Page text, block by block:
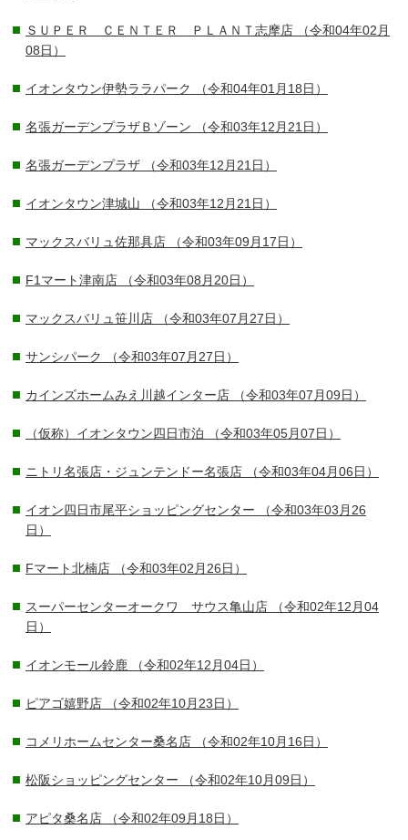
ＳＵＰＥＲ ＣＥＮＴＥＲ ＰＬＡＮＴ志摩店 （令和04年02月
08日）
イオンタウン伊勢ララパーク （令和04年01月18日）
名張ガーデンプラザＢゾーン （令和03年12月21日）
名張ガーデンプラザ （令和03年12月21日）
イオンタウン津城山 （令和03年12月21日）
マックスバリュ佐那具店 （令和03年09月17日）
F1マート津南店 （令和03年08月20日）
マックスバリュ笹川店 （令和03年07月27日）
サンシパーク （令和03年07月27日）
カインズホームみえ川越インター店 （令和03年07月09日）
（仮称）イオンタウン四日市泊 （令和03年05月07日）
ニトリ名張店・ジュンテンドー名張店 （令和03年04月06日）
イオン四日市尾平ショッピングセンター （令和03年03月26
日）
Fマート北楠店 （令和03年02月26日）
スーパーセンターオークワ サウス亀山店 （令和02年12月04
日）
イオンモール鈴鹿 （令和02年12月04日）
ピアゴ嬉野店 （令和02年10月23日）
コメリホームセンター桑名店 （令和02年10月16日）
松阪ショッピングセンター （令和02年10月09日）
アピタ桑名店 （令和02年09月18日）